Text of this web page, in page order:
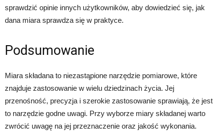
sprawdzić opinie innych użytkowników, aby dowiedzieć się, jak
dana miara sprawdza się w praktyce.
Podsumowanie
Miara składana to niezastąpione narzędzie pomiarowe, które
znajduje zastosowanie w wielu dziedzinach życia. Jej
przenośność, precyzja i szerokie zastosowanie sprawiają, że jest
to narzędzie godne uwagi. Przy wyborze miary składanej warto
zwrócić uwagę na jej przeznaczenie oraz jakość wykonania.